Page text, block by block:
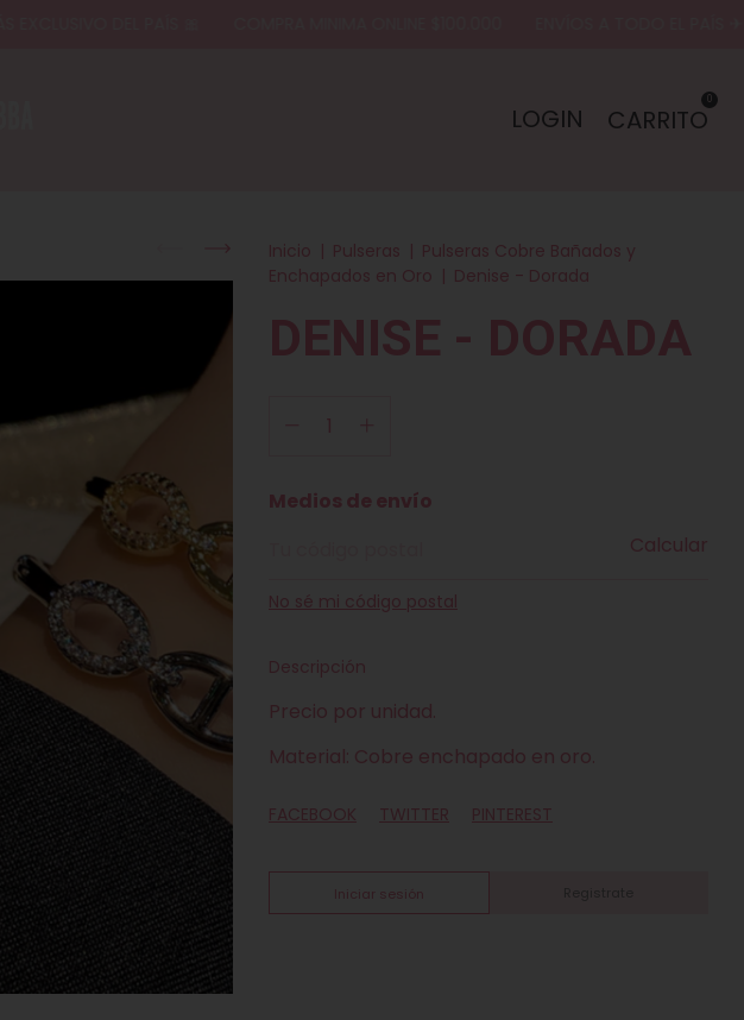
LOGIN CARRITO
0
Inicio | Pulseras | Pulseras Cobre Bañados y
Enchapados en Oro | Denise - Dorada
DENISE - DORADA
Entregas para el CP:
Medios de envío
Calcular
No sé mi código postal
Descripción
Precio por unidad.
Material: Cobre enchapado en oro.
FACEBOOK TWITTER PINTEREST
Iniciar sesión